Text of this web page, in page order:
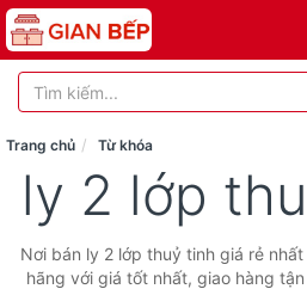
Trang chủ Từ khóa
ly 2 lớp
Nơi bán ly 2 lớp thuỷ tinh giá rẻ
hãng với giá tốt nhất, giao hàng